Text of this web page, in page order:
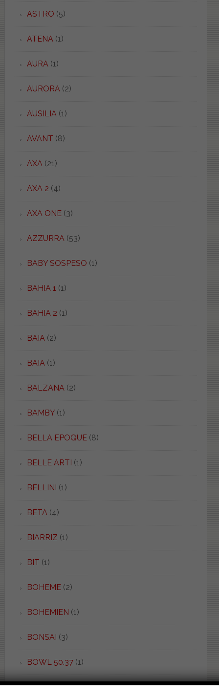
ASTRO (5)
ATENA (1)
AURA (1)
AURORA (2)
AUSILIA (1)
AVANT (8)
AXA (21)
AXA 2 (4)
AXA ONE(3)
AZZURRA (53)
BABY SOSPESO (1)
BAHIA 1 (1)
BAHIA 2 (1)
BAIA (2)
BAIA (1)
BALZANA (2)
BAMBY(1)
BELLA EPOQUE(8)
BELLE ARTI (1)
BELLINI (1)
BETA (4)
BIARRIZ (1)
BIT (1)
BOHEME(2)
BOHEMIEN (1)
BONSAI (3)
BOWL 50.37(1)
BOWL 52.55(1)